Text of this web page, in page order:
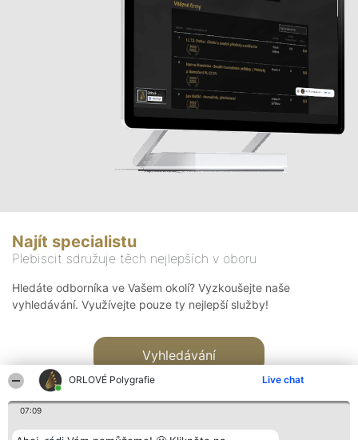
ORLOVÉ Polygrafie Live chat
07:09
Najít specialistu
Plebiscit sdružuje těch nejlepších v oboru
Hledáte odborníka ve Vašem okolí? Vyzkoušejte naše
vyhledávání. Využívejte pouze ty nejlepší služby!
Vyhledávání